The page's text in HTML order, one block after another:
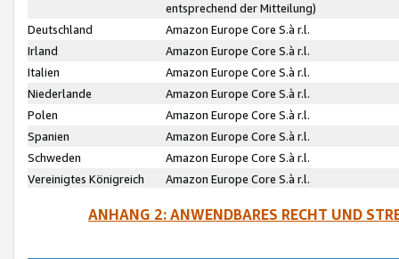
entsprechend der Mitteilung)
Deutschland
Amazon Europe Core S.à r.l.
Irland
Amazon Europe Core S.à r.l.
Italien
Amazon Europe Core S.à r.l.
Niederlande
Amazon Europe Core S.à r.l.
Polen
Amazon Europe Core S.à r.l.
Spanien
Amazon Europe Core S.à r.l.
Schweden
Amazon Europe Core S.à r.l.
Vereinigtes Königreich
Amazon Europe Core S.à r.l.
ANHANG 2: ANWENDBARES RECHT UND